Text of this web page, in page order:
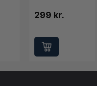
299 kr.